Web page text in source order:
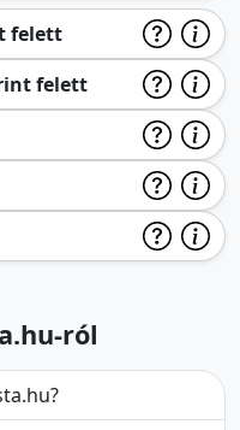
felett
felett
ról